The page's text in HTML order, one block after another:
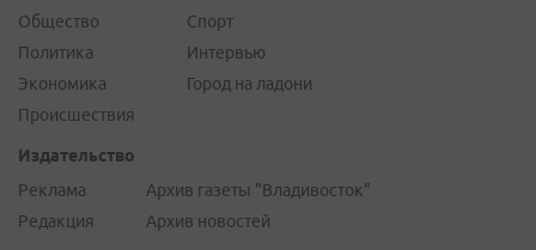
Общество
Политика
Экономика
Происшествия
Спорт
Интервью
Город на ладони
Издательство
Реклама
Редакция
Архив газеты "Владивосток"
Архив новостей